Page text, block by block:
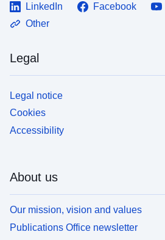
LinkedIn Facebook
Other
Legal
Legal notice
Cookies
Accessibility
About us
Our mission, vision and values
Publications Office newsletter